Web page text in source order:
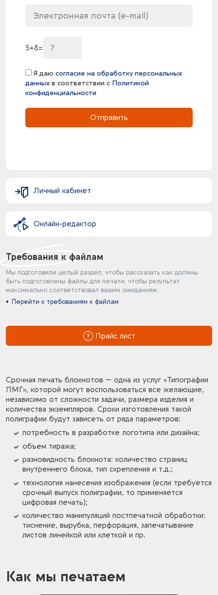
5+8=
Я даю согласие на обработку персональных
данных в соответствии с Политикой
конфиденциальности
Отправить
Личный кабинет
Онлайн-редактор
Требования к файлам
Мы подготовили целый раздел, чтобы рассказать как должны
быть подготовлены файлы для печати, чтобы результат
максимально соответствовал вашим ожиданиям.
Перейти к требованиям к файлам
Прайс лист
Срочная печать блокнотов — одна из услуг «Типографии
ПМГ», которой могут воспользоваться все желающие,
независимо от сложности задачи, размера изделия и
количества экземпляров. Сроки изготовления такой
полиграфии будут зависеть от ряда параметров:
потребность в разработке логотипа или дизайна;
объем тиража;
разновидность блокнота: количество страниц
внутреннего блока, тип скрепления и т.д.;
технология нанесения изображения (если требуется
срочный выпуск полиграфии, то применяется
цифровая печать);
количество манипуляций постпечатной обработки:
тиснение, вырубка, перфорация, запечатывание
листов линейкой или клеткой и пр.
Как мы печатаем